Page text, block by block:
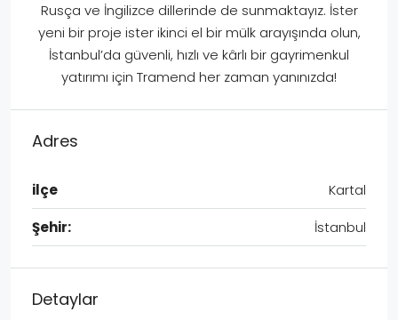
Rusça ve İngilizce dillerinde de sunmaktayız. İster
yeni bir proje ister ikinci el bir mülk arayışında olun,
İstanbul’da güvenli, hızlı ve kârlı bir gayrimenkul
yatırımı için Tramend her zaman yanınızda!
Adres
ilçe
Kartal
Şehir:
İstanbul
Detaylar